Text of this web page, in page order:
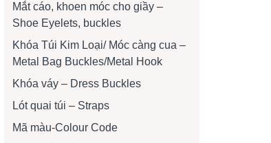
Mắt cáo, khoen móc cho giầy –
Shoe Eyelets, buckles
Khóa Túi Kim Loại/ Móc càng cua –
Metal Bag Buckles/Metal Hook
Khóa váy – Dress Buckles
Lót quai túi – Straps
Mã màu-Colour Code